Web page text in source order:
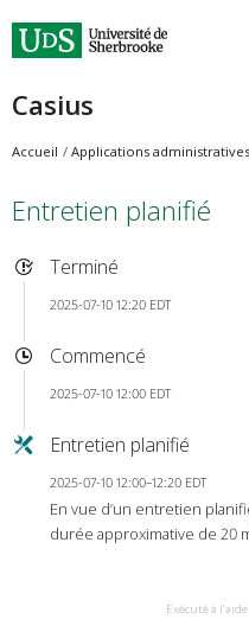
Casius
Accueil Applications
Entretien planifié
Terminé
2025-07-10 12:20 EDT
Commencé
2025-07-10 12:00 EDT
Entretien planifié
2025-07-10 12:00–12:20 EDT
En vue d’un entretien
durée approximative de 20
Exécuté à